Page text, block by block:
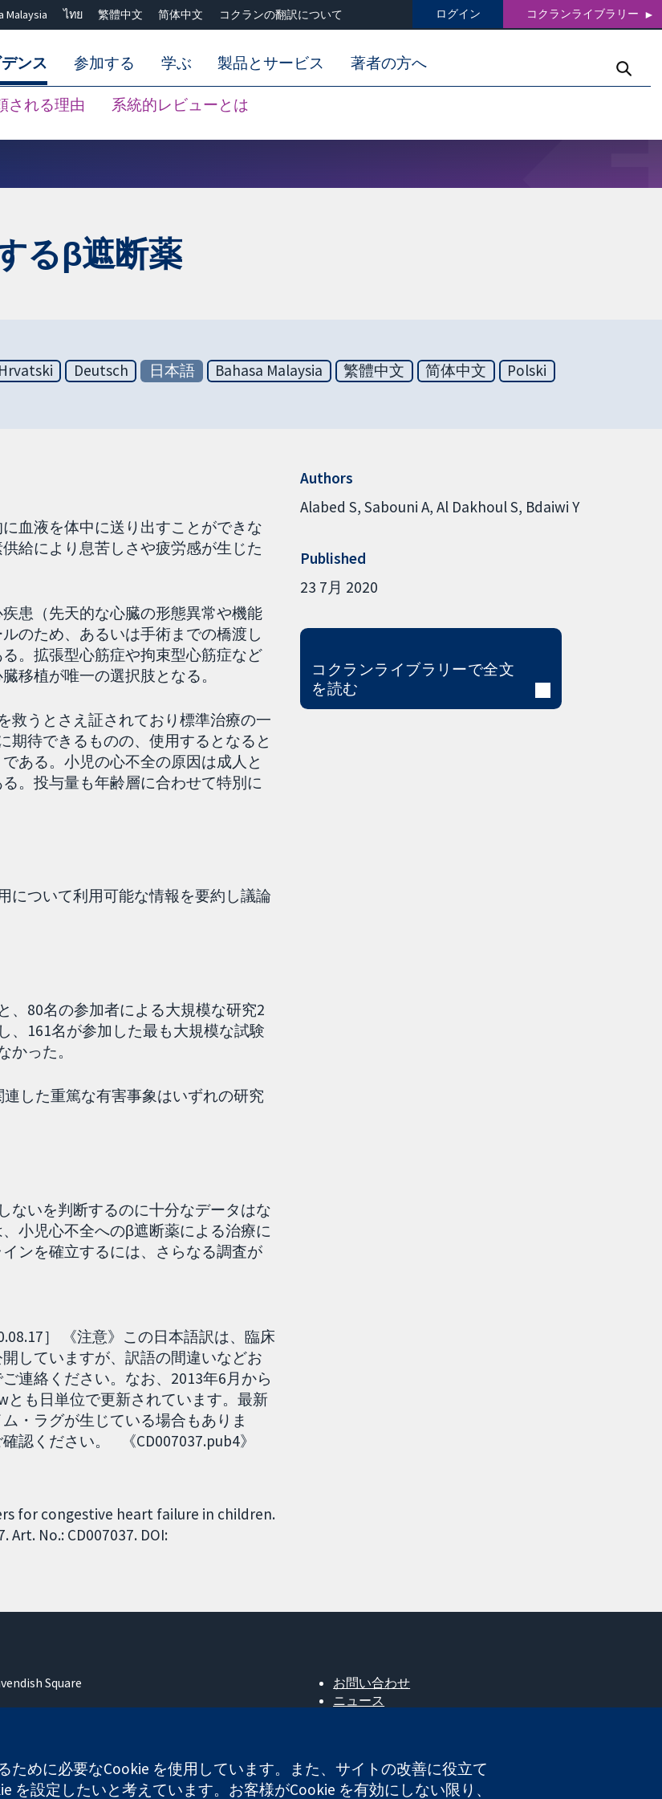
Malaysia ไทย 繁體中文 简体中文 コクランの翻訳について ログイン コクランライブラリー
ンス
される理由 系統的レビューとは
参加する 学ぶ 製品とサービス 著者の方へ
るβ遮断薬
Hrvatski Deutsch 日本語 Bahasa Malaysia 繁體中文 简体中文
Polski
血液を体中に送り出すことができな
給により息苦しさや疲労感が生じた
患（先天的な心臓の形態異常や機能
のため、あるいは手術までの橋渡し
。拡張型心筋症や拘束型心筋症など
移植が唯一の選択肢となる。
救うとさえ証されており標準治療の一
期待できるものの、使用するとなると
ある。小児の心不全の原因は成人と
。投与量も年齢層に合わせて特別に
について利用可能な情報を要約し議論
、80名の参加者による大規模な研究2
、161名が参加した最も大規模な試験
った。
した重篤な有害事象はいずれの研究
ないを判断するのに十分なデータはな
小児心不全へのβ遮断薬による治療に
ンを確立するには、さらなる調査が
］ 《注意》この日本語訳は、臨床
していますが、訳語の間違いなどお
連絡ください。なお、2013年6月から
とも日単位で更新されています。最新
・ラグが生じている場合もありま
認ください。 《CD007037.pub4》
for congestive heart failure in children.
Art. No.: CD007037. DOI:
Authors
Alabed S Sabouni A Al Dakhoul S Bdaiwi Y
Published
23 7月 2020
コクランライブラリーで全文
を読む
Square
お問い合わせ
ニュース
Cochrane Library
ために必要なCookie を使用しています。また、サイトの改善に役立て
を設定したいと考えています。お客様がCookie を有効にしない限り、